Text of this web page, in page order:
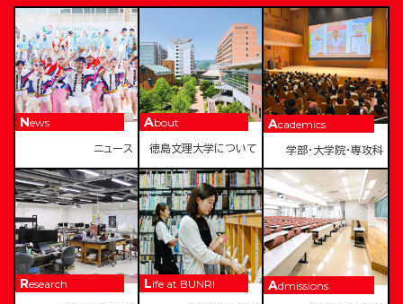
News
ニュース
About
徳島文理大学について
Academics
学部・大学院・専攻科
Research Life at BUNRI Admissions